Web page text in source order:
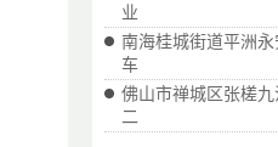
业
南海桂城街道平洲
车
佛山市禅城区张槎
二